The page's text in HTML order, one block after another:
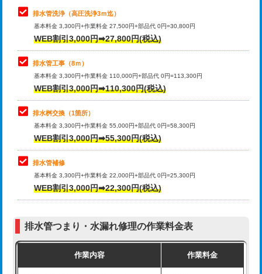
排水管工事（追加 排水管工事/3ｍ超
え）
マス交換（土の掘削・埋め戻し作業）
マス交換（深さ50㎝未満）
マス交換（深さ50㎝以上）
コンクリート斫り（厚さ10㎝まで）
コンクリート斫り（厚さ10㎝超え）
モルタル補修（厚さ10㎝まで）
モルタル補修（厚さ10㎝超え）
追加人工 16,500円
現場見積
理・調整・分解・加工など（中作業）
止水・漏水調査・防水処理・清掃・修
理・調整・分解・加工など（重作業）
33,000円
その他部品の脱着
交換・取付（タンク）
交換・取付(単水栓（壁付・デッキ
式）)
交換・取付(混合水栓（壁付・デッキ
式・ワンホール）)
16,500円+材料費
交換・取付(排水栓・排水トラップ
交換・取付（その他部品） 11,000円+材料費
持込商品取付（単水栓） 13,200円
持込商品取付（混合水栓） 16,500円
排水管洗浄（高圧洗浄3ｍ迄）
基本料金 3,300円+作業料金 27,500円+部品代 0円=30,800円
WEB割引3,000円➡27,800円(税込)
排水管工事（8ｍ）
基本料金 3,300円+作業料金 110,000円+部品代 0円=113,300円
WEB割引3,000円➡110,300円(税込)
排水桝交換（1箇所）
基本料金 3,300円+作業料金 55,000円+部品代 0円=58,300円
WEB割引3,000円➡55,300円(税込)
排水管補修
基本料金 3,300円+作業料金 22,000円+部品代 0円=25,300円
WEB割引3,000円➡22,300円(税込)
排水管つまり・水漏れ修理の作業料金表
作業内容 作業料金